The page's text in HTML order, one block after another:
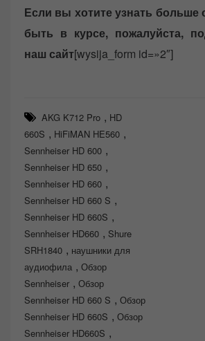
Если вы хотите узнать больше
быть в курсе, пожалуйста,
наш сайт[wysija_form id=»2″]
AKG K712 Pro , HD
660S , HiFiMAN HE560 ,
Sennheiser HD 600 ,
Sennheiser HD 650 ,
Sennheiser HD 660 ,
Sennheiser HD 660 S ,
Sennheiser HD 660S ,
Sennheiser HD660 , Shure
SRH1840 , наушники для
аудиофила , Обзор
Sennheiser , Обзор
Sennheiser HD 660 S , Обзор
Sennheiser HD 660S , Обзор
Sennheiser HD660S ,